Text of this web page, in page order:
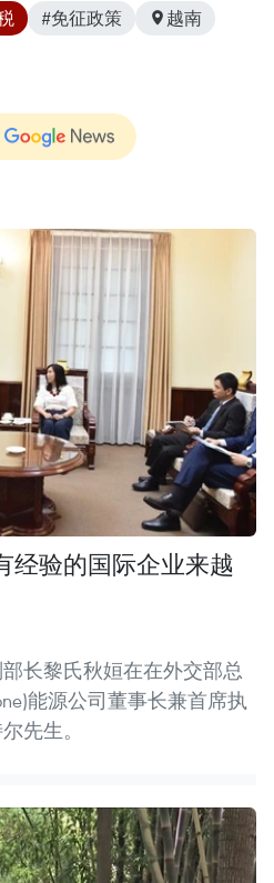
#免征政策 越南
经验的国际企业来越
长黎氏秋姮在在外交部总
能源公司董事长兼首席执
先生。